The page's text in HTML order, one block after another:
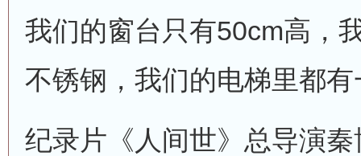
我们的窗台只有50cm高，
不锈钢，我们的电梯里都
纪录片《人间世》总导演秦